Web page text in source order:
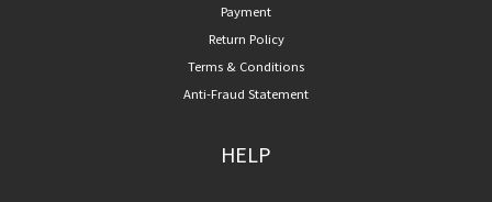
Payment
Return Policy
Terms & Conditions
Anti-Fraud Statement
HELP